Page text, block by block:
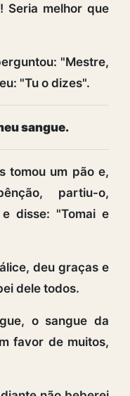
Seria melhor que
"Mestre,
"Tu o dizes".
sangue.
tomou um pão e,
partiu-o,
disse: "Tomai e
deu graças e
dele todos.
o sangue da
favor de muitos,